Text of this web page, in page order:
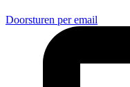
Doorsturen per email